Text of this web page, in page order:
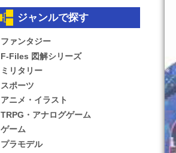
ジャンルで探す
ファンタジー
F-Files 図解シリーズ
ミリタリー
スポーツ
アニメ・イラスト
TRPG・アナログゲーム
ゲーム
プラモデル